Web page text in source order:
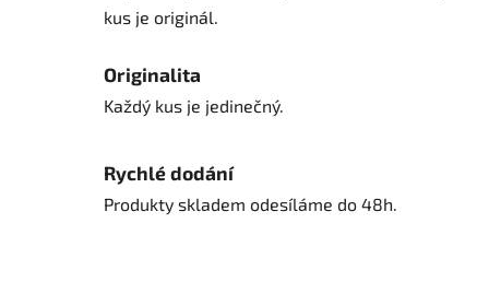
kus je originál.
Originalita
Každý kus je jedinečný.
Rychlé dodání
Produkty skladem odesíláme do 48h.